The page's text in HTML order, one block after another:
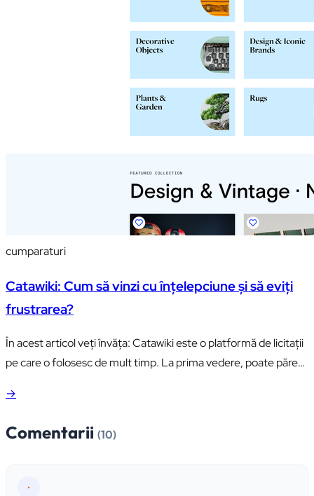
cumparaturi
Catawiki: Cum să vinzi cu înțelepciune și să eviți
frustrarea?
În acest articol veți învăța: Catawiki este o platformă de licitații
pe care o folosesc de mult timp. La prima vedere, poate părea
mă, este radical diferită. Catawiki se concentrează pe categorii
pe alte portaluri. Această specificitate…
→
Comentarii (10)
•